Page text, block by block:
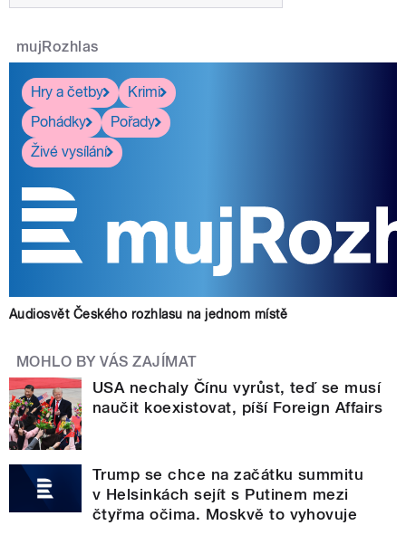
mujRozhlas
Hry a četby
Krimi
Pohádky
Pořady
Živé vysílání
Audiosvět Českého rozhlasu na jednom místě
MOHLO BY VÁS ZAJÍMAT
USA nechaly Čínu vyrůst, teď se musí
naučit koexistovat, píší Foreign Affairs
Trump se chce na začátku summitu
v Helsinkách sejít s Putinem mezi
čtyřma očima. Moskvě to vyhovuje